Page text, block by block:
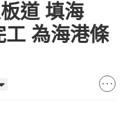
道 填海
為海港條